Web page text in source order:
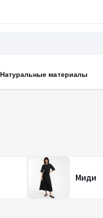
Натуральные материалы
Миди